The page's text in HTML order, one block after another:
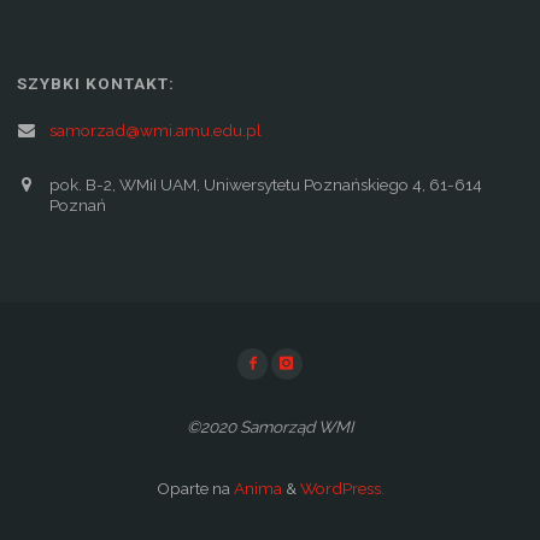
SZYBKI KONTAKT:
samorzad@wmi.amu.edu.pl
pok. B-2, WMiI UAM, Uniwersytetu Poznańskiego 4, 61-614
Poznań
©2020 Samorząd WMI
Oparte na Anima & WordPress.